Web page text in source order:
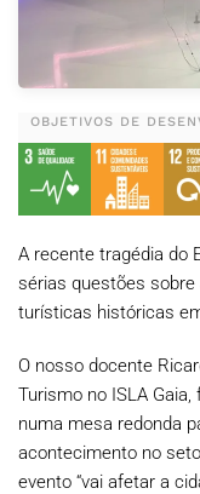
OBJETIVOS DE
A recente tragédia do
sérias questões
turísticas históricas
O nosso docente
Turismo no ISLA
numa mesa redonda
acontecimento no
evento “vai afetar a